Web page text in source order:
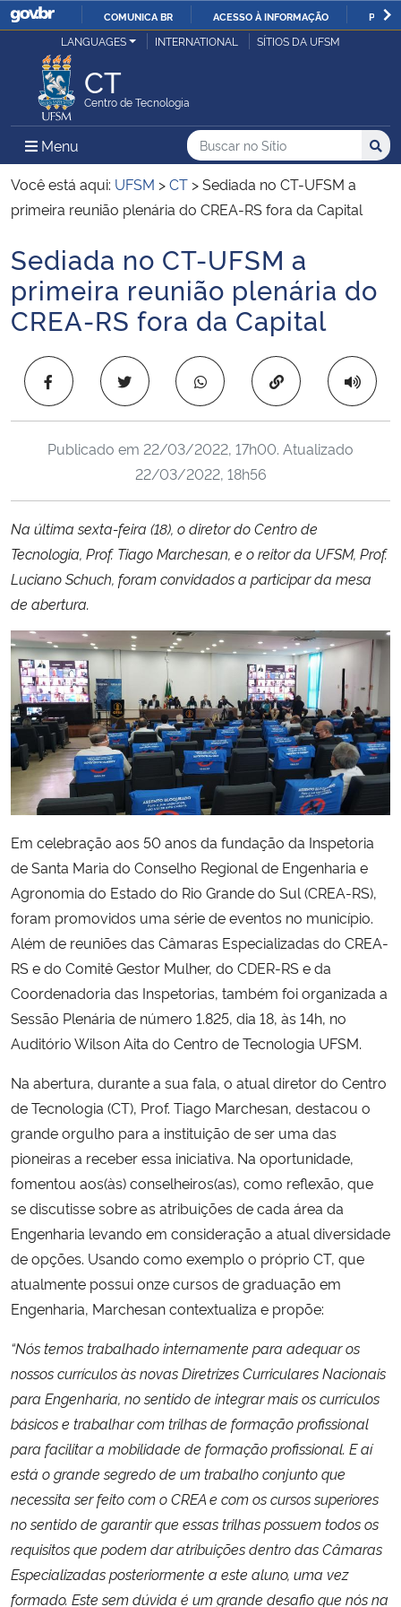
IR
COMUNICA BR ACESSO À INFORMAÇÃO
Ministério da Justiça e Segurança Pública
Ministério da Defesa
Ministério das Relações Exteriores
Ministério da Infraestrutura
Ministério da Agricultura, Pecuária e Abastecimento
Ministério da Educação
Ministério da Ciência, Tecnologia, Inovações e Comunicações
Ministério do Meio Ambiente
Ministério do Turismo
Ministério do Desenvolvimento Regional
Controladoria-Geral da União
Ministério da Mulher, da Família e dos Direitos Humanos
Secretaria-Geral
Secretaria de Governo
Gabinete de Segurança Institucional
Advocacia-Geral da União
Planalto
LANGUAGES INTERNATIONAL SÍTIOS DA UFSM
CT
Centro de Tecnologia
Menu Menu Principal do Sítio
Busca
Buscar no no Sítio
Busca:
Você está aqui: UFSM >CT >Sediada no CT-UFSM a
primeira reunião plenária do CREA-RS fora da Capital
Início do conteúdo
Sediada no CT-UFSM a
primeira reunião plenária do
CREA-RS fora da Capital
Copiar para área
Publicado em 22/03/2022, 17h00. Atualizado
22/03/2022, 18h56
Na última sexta-feira (18), o diretor do Centro de
Tecnologia, Prof. Tiago Marchesan, e o reitor da UFSM, Prof.
Luciano Schuch, foram convidados a participar da mesa
de abertura.
Em celebração aos 50 anos da fundação da Inspetoria
de Santa Maria do Conselho Regional de Engenharia e
Agronomia do Estado do Rio Grande do Sul (CREA-RS),
foram promovidos uma série de eventos no município.
Além de reuniões das Câmaras Especializadas do CREA-
RS e do Comitê Gestor Mulher, do CDER-RS e da
Coordenadoria das Inspetorias, também foi organizada a
Sessão Plenária de número 1.825, dia 18, às 14h, no
Auditório Wilson Aita do Centro de Tecnologia UFSM.
Na abertura, durante a sua fala, o atual diretor do Centro
de Tecnologia (CT), Prof. Tiago Marchesan, destacou o
grande orgulho para a instituição de ser uma das
pioneiras a receber essa iniciativa. Na oportunidade,
fomentou aos(às) conselheiros(as), como reflexão, que
se discutisse sobre as atribuições de cada área da
Engenharia levando em consideração a atual diversidade
de opções. Usando como exemplo o próprio CT, que
atualmente possui onze cursos de graduação em
Engenharia, Marchesan contextualiza e propõe:
“Nós temos trabalhado internamente para adequar os
nossos currículos às novas Diretrizes Curriculares Nacionais
para Engenharia, no sentido de integrar mais os currículos
básicos e trabalhar com trilhas de formação profissional
para facilitar a mobilidade de formação profissional. E aí
está o grande segredo de um trabalho conjunto que
necessita ser feito com o CREA e com os cursos superiores
no sentido de garantir que essas trilhas possuem todos os
requisitos que podem dar atribuições dentro das Câmaras
Especializadas posteriormente a este aluno, uma vez
formado. Este sem dúvida é um grande desafio que nós na